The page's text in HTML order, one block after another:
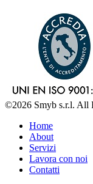
©2026 Smyb s.r.l. All
Home
About
Servizi
Lavora con noi
Contatti